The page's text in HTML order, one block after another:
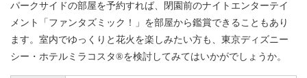
パークサイドの部屋を予約すれば、閉園前のナイトエンターテイ
メント「ファンタズミック！」を部屋から鑑賞できることもあり
ます。室内でゆっくりと花火を楽しみたい方も、東京ディズニー
シー・ホテルミラコスタ®を検討してみてはいかがでしょうか。